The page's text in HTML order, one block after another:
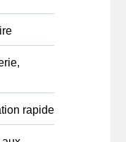
rapide